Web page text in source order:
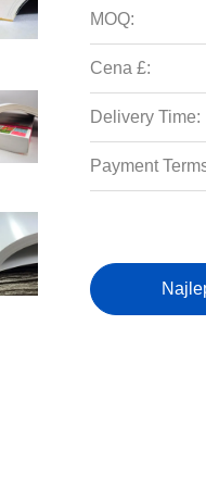
MOQ:
Cena £:
Delivery Time:
Payment